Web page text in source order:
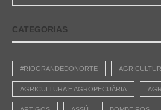
CATEGORIAS
#RIOGRANDEDONORTE
AGRICULTURA E AGROPECUÁRIA